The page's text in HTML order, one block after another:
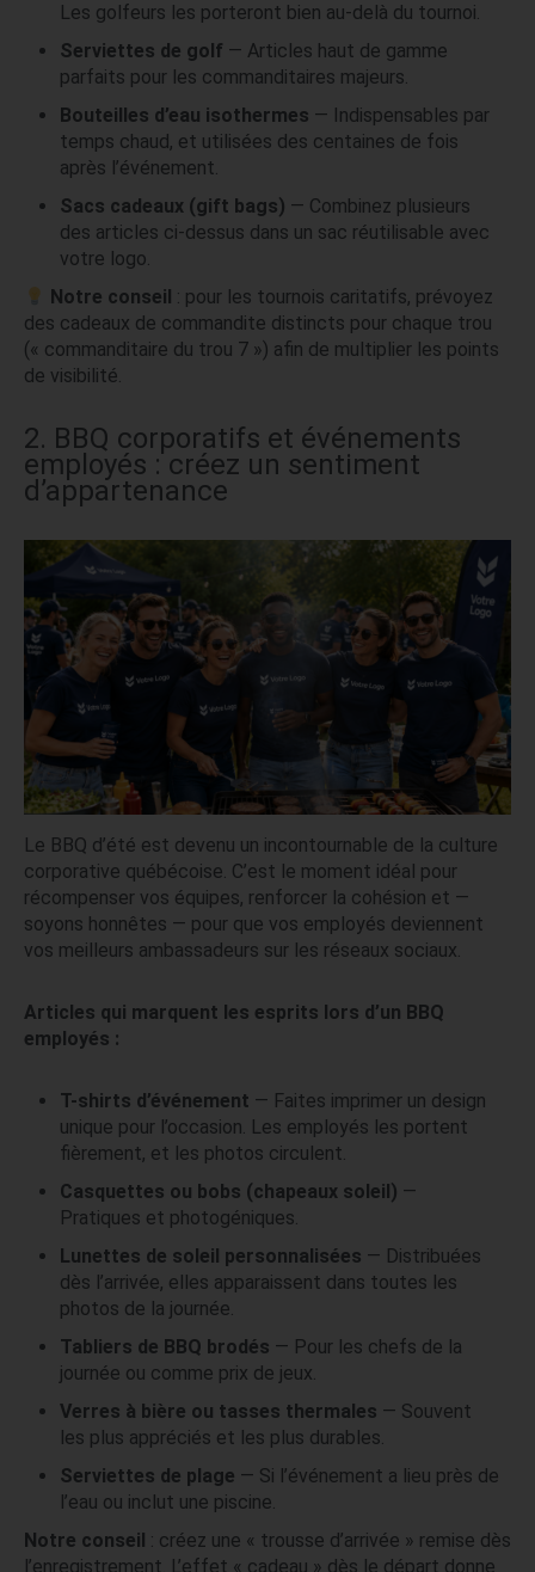
Les golfeurs les porteront bien au-delà du tournoi.
Serviettes de golf — Articles haut de gamme
parfaits pour les commanditaires majeurs.
Bouteilles d’eau isothermes — Indispensables par
temps chaud, et utilisées des centaines de fois
après l’événement.
Sacs cadeaux (gift bags) — Combinez plusieurs
des articles ci-dessus dans un sac réutilisable avec
votre logo.
Notre conseil : pour les tournois caritatifs, prévoyez
des cadeaux de commandite distincts pour chaque trou
(« commanditaire du trou 7 ») afin de multiplier les points
de visibilité.
2. BBQ corporatifs et événements
employés : créez un sentiment
d’appartenance
Le BBQ d’été est devenu un incontournable de la culture
corporative québécoise. C’est le moment idéal pour
récompenser vos équipes, renforcer la cohésion et —
soyons honnêtes — pour que vos employés deviennent
vos meilleurs ambassadeurs sur les réseaux sociaux.
Articles qui marquent les esprits lors d’un BBQ
employés :
T-shirts d’événement — Faites imprimer un design
unique pour l’occasion. Les employés les portent
fièrement, et les photos circulent.
Casquettes ou bobs (chapeaux soleil) —
Pratiques et photogéniques.
Lunettes de soleil personnalisées — Distribuées
dès l’arrivée, elles apparaissent dans toutes les
photos de la journée.
Tabliers de BBQ brodés — Pour les chefs de la
journée ou comme prix de jeux.
Verres à bière ou tasses thermales — Souvent
les plus appréciés et les plus durables.
Serviettes de plage — Si l’événement a lieu près de
l’eau ou inclut une piscine.
Notre conseil : créez une « trousse d’arrivée » remise dès
l’enregistrement. L’effet « cadeau » dès le départ donne